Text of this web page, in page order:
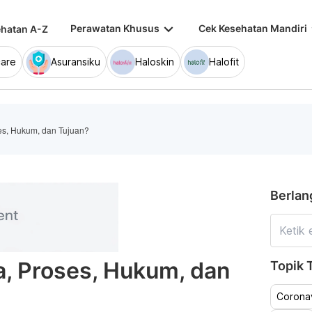
A-Z Perawatan Khusus keyboard_arrow_down Cek Kesehatan Mandiri
Asuransiku Haloskin Halofit
Hukum, dan Tujuan?
Proses, Hukum, dan Topik